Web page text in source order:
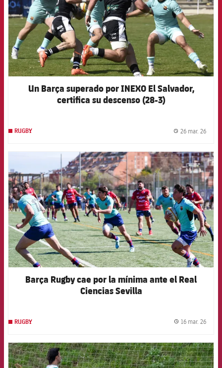
Un Barça superado por INEXO El Salvador,
certifica su descenso (28-3)
RUGBY 26 mar. 26
FCB Barcelona badge
Barça Rugby cae por la mínima ante el Real
Ciencias Sevilla
RUGBY 16 mar. 26
FCB Barcelona badge